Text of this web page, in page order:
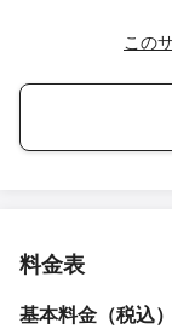
この
料金表
基本料金（税込）